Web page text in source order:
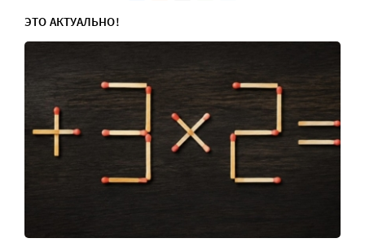
ЭТО АКТУАЛЬНО!